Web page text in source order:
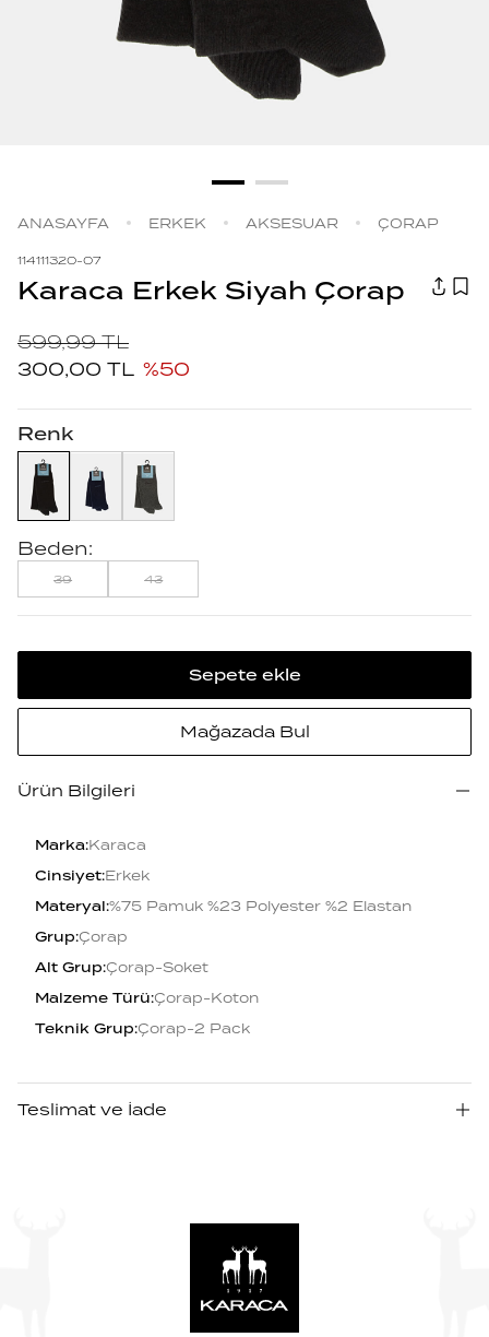
ANASAYFA ERKEK AKSESUAR ÇORAP
114111320-07
Karaca Erkek Siyah Çorap
599,99 TL
300,00 TL %50
Renk
Beden:
39 43
Sepete ekle
Mağazada Bul
Ürün Bilgileri
Marka:Karaca
Cinsiyet:Erkek
Materyal:%75 Pamuk %23 Polyester %2 Elastan
Grup:Çorap
Alt Grup:Çorap-Soket
Malzeme Türü:Çorap-Koton
Teknik Grup:Çorap-2 Pack
Teslimat ve İade